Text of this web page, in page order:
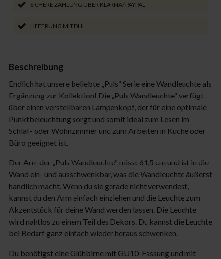
SICHERE ZAHLUNG ÜBER KLARNA/ PAYPAL
LIEFERUNG MIT DHL
Beschreibung
Endlich hat unsere beliebte „Puls“ Serie eine Wandleuchte als
Ergänzung zur Kollektion! Die „Puls Wandleuchte“ verfügt
über einen verstellbaren Lampenkopf, der für eine optimale
Punktbeleuchtung sorgt und somit ideal zum Lesen im
Schlaf- oder Wohnzimmer und zum Arbeiten in Küche oder
Büro geeignet ist.
Der Arm der „Puls Wandleuchte“ misst 61,5 cm und ist in die
Wand ein- und ausschwenkbar, was die Wandleuchte äußerst
handlich macht. Wenn du sie gerade nicht verwendest,
kannst du den Arm einfach einziehen und die Leuchte zum
Akzentstück für deine Wand werden lassen. Die Leuchte
wird nahtlos zu einem Teil des Dekors. Du kannst die Leuchte
bei Bedarf ganz einfach wieder heraus schwenken.
Du benötigst eine Glühbirne mit GU10-Fassung und mit